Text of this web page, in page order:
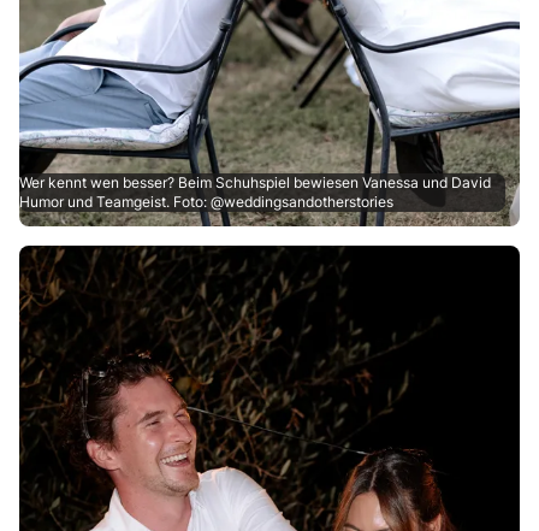
Wer kennt wen besser? Beim Schuhspiel bewiesen Vanessa und David
Humor und Teamgeist. Foto: @weddingsandotherstories